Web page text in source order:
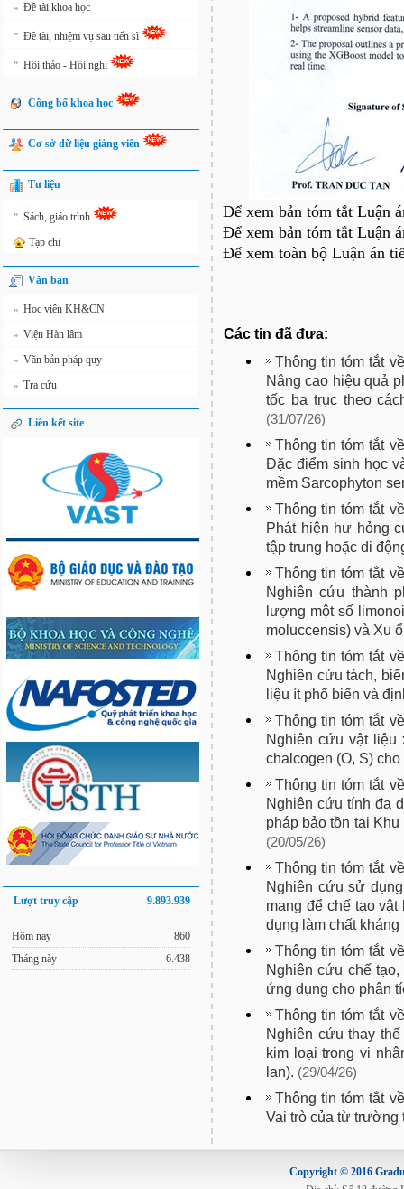
» Đề tài khoa học
» Đề tài, nhiệm vụ sau tiến sĩ
» Hội thảo - Hội nghị
Công bố khoa học
Cơ sở dữ liệu giảng viên
Tư liệu
» Sách, giáo trình
Tạp chí
Văn bản
» Học viện KH&CN
» Viện Hàn lâm
» Văn bản pháp quy
» Tra cứu
Liên kết site
Lượt truy cập 9.893.939
Hôm nay
Tháng này
860
6.438
Để xem bản tóm tắt Luận
Để xem bản tóm tắt Luận
Để xem toàn bộ Luận án
Các tin đã đưa:
Thông tin tóm tắt
Nâng cao hiệu quả
tốc ba trục theo
(31/07/26)
Thông tin tóm tắt
Đặc điểm sinh học
mềm Sarcophyton
Thông tin tóm tắt
Phát hiện hư hỏng
tập trung hoặc di
Thông tin tóm tắt
Nghiên cứu thành
lượng một số
moluccensis) và Xu
Thông tin tóm tắt
Nghiên cứu tách,
liệu ít phổ biến và
Thông tin tóm tắt
Nghiên cứu vật
chalcogen (O, S)
Thông tin tóm tắt
Nghiên cứu tính đa
pháp bảo tồn tại
(20/05/26)
Thông tin tóm tắt
Nghiên cứu sử
mang để chế tạo
dụng làm chất
Thông tin tóm tắt
Nghiên cứu chế
ứng dụng cho phân
Thông tin tóm tắt
Nghiên cứu thay
kim loại trong vi
lan). (29/04/26)
Thông tin tóm tắt
Vai trò của từ trường
Copyright © 2016